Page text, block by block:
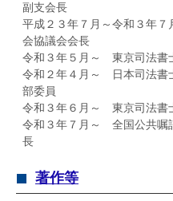
副支会長
平成２３年７月～令和３年
会協議会会長
令和３年５月～ 東京司法書
令和２年４月～ 日本司法書
部委員
令和３年６月～ 東京司法書
令和３年７月～ 全国公共嘱
長
著作等